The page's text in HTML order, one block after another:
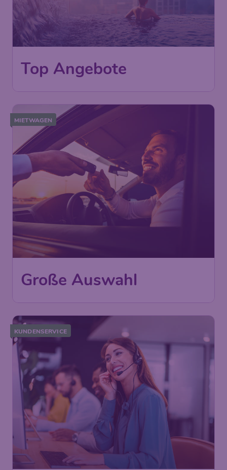
Top Angebote
MIETWAGEN
Große Auswahl
KUNDENSERVICE